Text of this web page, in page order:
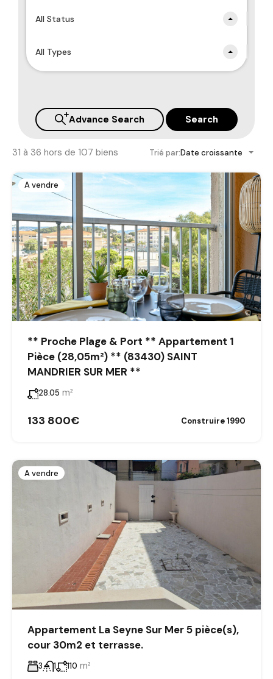
All Status
All Types
Advance Search Search
31 à 36 hors de 107 biens Trié par:Date croissante
A vendre
** Proche Plage & Port ** Appartement 1
Pièce (28,05m²) ** (83430) SAINT
MANDRIER SUR MER **
28.05 m²
133 800€ Construire 1990
A vendre
Appartement La Seyne Sur Mer 5 pièce(s),
cour 30m2 et terrasse.
3 1 110 m²